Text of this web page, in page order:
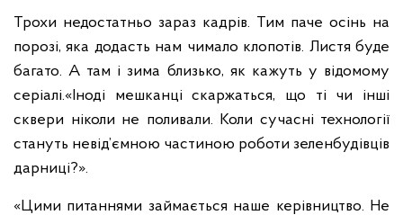
Трохи недостатньо зараз кадрів. Тим паче осінь на
порозі, яка додасть нам чимало клопотів. Листя буде
багато. А там і зима близько, як кажуть у відомому
серіалі.«Іноді мешканці скаржаться, що ті чи інші
сквери ніколи не поливали. Коли сучасні технології
стануть невід’ємною частиною роботи зеленбудівців
дарниці?».
«Цими питаннями займається наше керівництво. Не